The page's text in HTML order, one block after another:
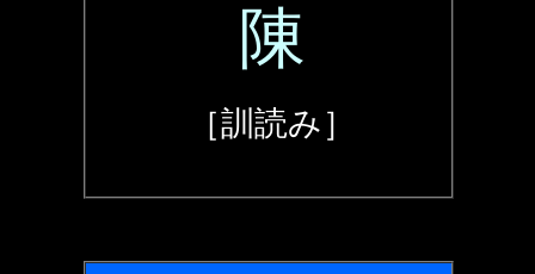
陳
［訓読み］